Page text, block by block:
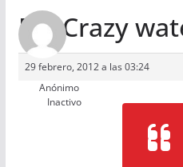
Re: Crazy
29 febrero, 2012 a las 03:24
Anónimo
Inactivo